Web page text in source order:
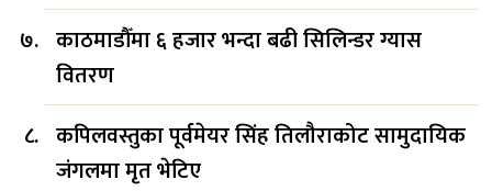
काठमाडौँमा ६ हजार भन्दा बढी सिलिन्डर ग्यास
वितरण
कपिलवस्तुका पूर्वमेयर सिंह तिलौराकोट सामुदायिक
जंगलमा मृत भेटिए